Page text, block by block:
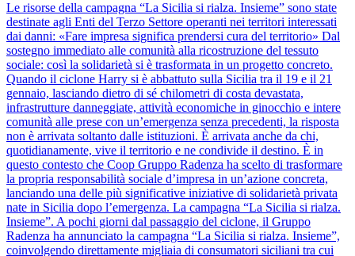
Le risorse della campagna “La Sicilia si rialza. Insieme” sono state
destinate agli Enti del Terzo Settore operanti nei territori interessati
dai danni: «Fare impresa significa prendersi cura del territorio» Dal
sostegno immediato alle comunità alla ricostruzione del tessuto
sociale: così la solidarietà si è trasformata in un progetto concreto.
Quando il ciclone Harry si è abbattuto sulla Sicilia tra il 19 e il 21
gennaio, lasciando dietro di sé chilometri di costa devastata,
infrastrutture danneggiate, attività economiche in ginocchio e intere
comunità alle prese con un’emergenza senza precedenti, la risposta
non è arrivata soltanto dalle istituzioni. È arrivata anche da chi,
quotidianamente, vive il territorio e ne condivide il destino. È in
questo contesto che Coop Gruppo Radenza ha scelto di trasformare
la propria responsabilità sociale d’impresa in un’azione concreta,
lanciando una delle più significative iniziative di solidarietà privata
nate in Sicilia dopo l’emergenza. La campagna “La Sicilia si rialza.
Insieme”. A pochi giorni dal passaggio del ciclone, il Gruppo
Radenza ha annunciato la campagna “La Sicilia si rialza. Insieme”,
coinvolgendo direttamente migliaia di consumatori siciliani tra cui